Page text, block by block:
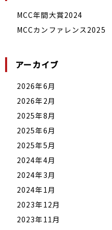
MCC年間大賞2024
MCCカンファレンス2025
アーカイブ
2026年6月
2026年2月
2025年8月
2025年6月
2025年5月
2024年4月
2024年3月
2024年1月
2023年12月
2023年11月